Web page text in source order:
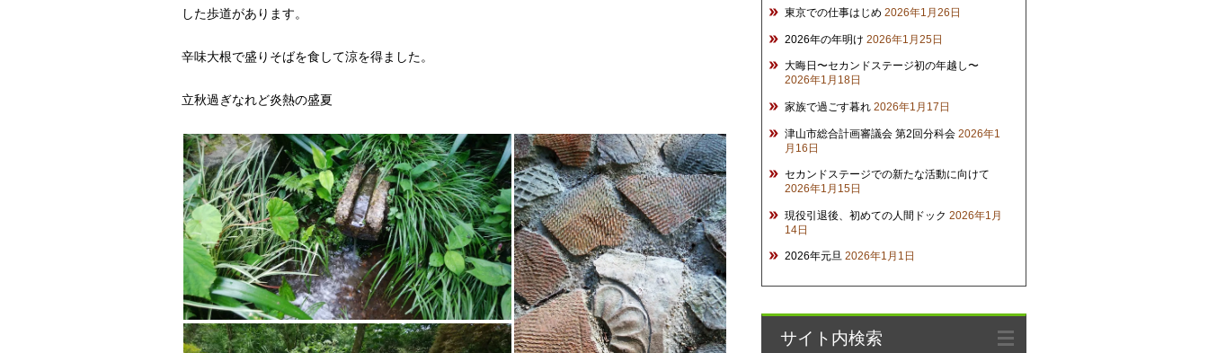
した歩道があります。
辛味大根で盛りそばを食して涼を得ました。
立秋過ぎなれど炎熱の盛夏
東京での仕事はじめ 2026年1月26日
2026年の年明け 2026年1月25日
大晦日〜セカンドステージ初の年越し〜
2026年1月18日
家族で過ごす暮れ 2026年1月17日
津山市総合計画審議会 第2回分科会 2026年1
月16日
セカンドステージでの新たな活動に向けて
2026年1月15日
現役引退後、初めての人間ドック 2026年1月
14日
2026年元旦 2026年1月1日
サイト内検索